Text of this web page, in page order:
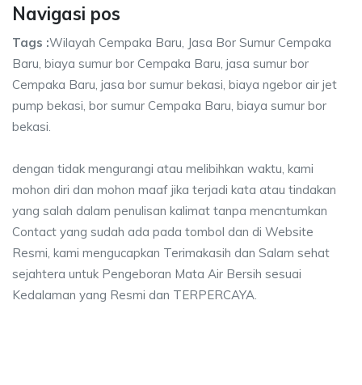
Navigasi pos
Tags :Wilayah Cempaka Baru, Jasa Bor Sumur Cempaka
Baru, biaya sumur bor Cempaka Baru, jasa sumur bor
Cempaka Baru, jasa bor sumur bekasi, biaya ngebor air jet
pump bekasi, bor sumur Cempaka Baru, biaya sumur bor
bekasi.
dengan tidak mengurangi atau melibihkan waktu, kami
mohon diri dan mohon maaf jika terjadi kata atau tindakan
yang salah dalam penulisan kalimat tanpa mencntumkan
Contact yang sudah ada pada tombol dan di Website
Resmi, kami mengucapkan Terimakasih dan Salam sehat
sejahtera untuk Pengeboran Mata Air Bersih sesuai
Kedalaman yang Resmi dan TERPERCAYA.